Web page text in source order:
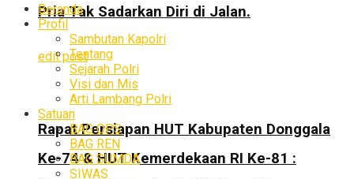
Pria Tak Sadarkan Diri di Jalan.
edit post
Rapat Persiapan HUT Kabupaten Donggala
Ke-74 & HUT Kemerdekaan RI Ke-81 :
Beranda
Profil
Sambutan Kapolri
Tentang
Sejarah Polri
Visi dan Mis
Arti Lambang Polri
Satuan
BAG OPS
BAG REN
BAG SUMDA
SIWAS